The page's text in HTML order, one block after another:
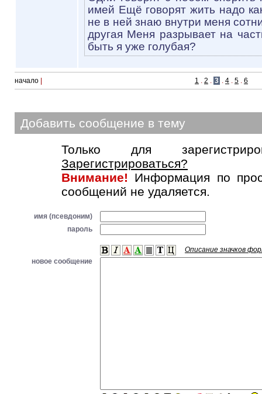
имей Ещё говорят жить надо
не в ней знаю внутри меня
другая Меня разрывает на
быть я уже голубая?
начало 1 . 2 . 3 . 4 . 5 . 6
Добавить сообщение в тему
Только для
Зарегистрироваться?
Внимание! Информация по
сообщений не удаляется.
имя (псевдоним)
пароль
Описание значков
новое сообщение